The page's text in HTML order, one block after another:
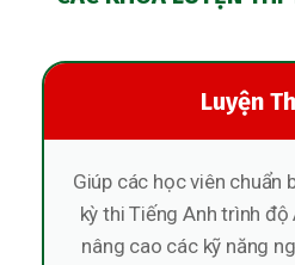
Luyện
Giúp các học viên chuẩn
kỳ thi Tiếng Anh trình
nâng cao các kỹ năng